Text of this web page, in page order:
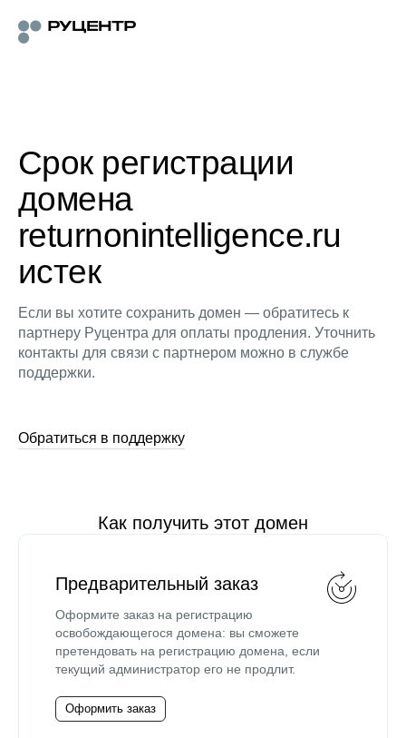
Срок регистрации
домена
returnonintelligence.ru
истек
Если вы хотите сохранить домен — обратитесь к
партнеру Руцентра для оплаты продления. Уточнить
контакты для связи с партнером можно в службе
поддержки.
Обратиться в поддержку
Как получить этот домен
Предварительный заказ
Оформите заказ на регистрацию
освобождающегося домена: вы сможете
претендовать на регистрацию домена, если
текущий администратор его не продлит.
Оформить заказ